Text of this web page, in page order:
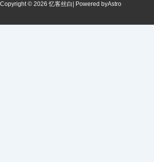
Copyright © 2026 忆客丝白 | Powered byAstro